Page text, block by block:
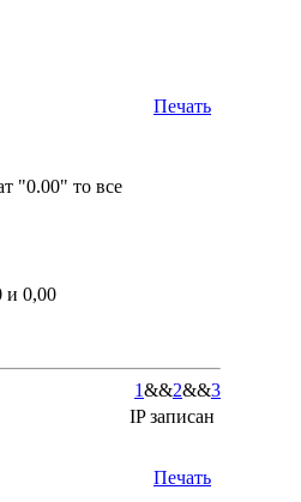
Печать
"0.00" то все
и 0,00
1&&2&&3
IP записан
Печать